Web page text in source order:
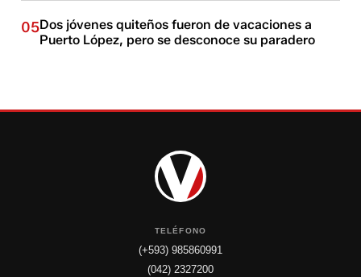
05Dos jóvenes quiteños fueron de vacaciones a
Puerto López, pero se desconoce su paradero
TELÉFONO
(+593) 985860991
(042) 2327200